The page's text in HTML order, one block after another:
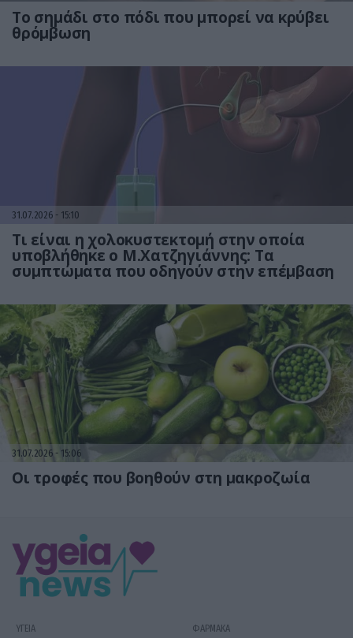
Το σημάδι στο πόδι που μπορεί να κρύβει
θρόμβωση
31.07.2026 15:10
Τι είναι η χολοκυστεκτομή στην οποία
υποβλήθηκε ο Μ.Χατζηγιάννης: Tα
συμπτώματα που οδηγούν στην επέμβαση
31.07.2026 15:06
Οι τροφές που βοηθούν στη μακροζωία
ΥΓΕΙΑ ΦΑΡΜΑΚΑ